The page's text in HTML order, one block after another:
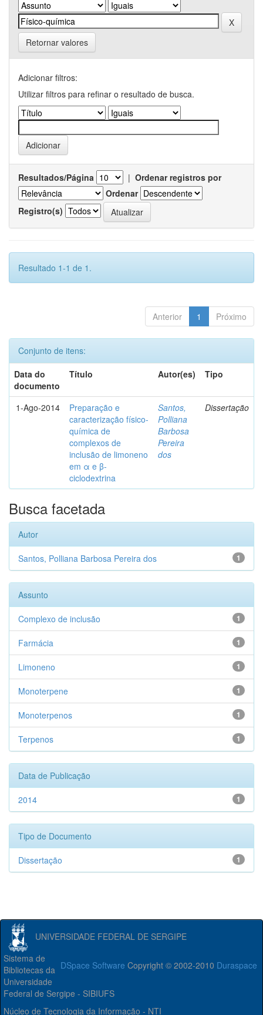
Retornar valores
Adicionar filtros:
Utilizar filtros para refinar o resultado de busca.
Resultados/Página | Ordenar registros por
Ordenar
Registro(s)
Resultado 1-1 de 1.
Anterior 1 Próximo
Conjunto de itens:
Data do
documento
Título Autor(es) Tipo
1-Ago-2014
Preparação e
caracterização físico-
química de
complexos de
inclusão de limoneno
em α e β-
ciclodextrina
Santos,
Polliana
Barbosa
Pereira
dos
Dissertação
Busca facetada
Autor
1
Santos, Polliana Barbosa Pereira dos
Assunto
1
Complexo de inclusão
1
Farmácia
1
Limoneno
1
Monoterpene
1
Monoterpenos
1
Terpenos
Data de Publicação
1
2014
Tipo de Documento
1
Dissertação
UNIVERSIDADE FEDERAL DE SERGIPE
DSpace Software Copyright © 2002-2010 Duraspace
Sistema de
Bibliotecas da
Universidade
Federal de Sergipe - SIBIUFS
Núcleo de Tecnologia da Informação - NTI